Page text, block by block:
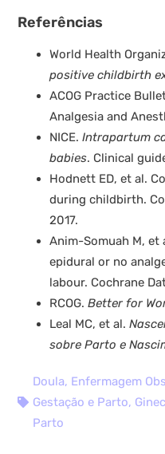
Referências
World Health
positive childbirth
ACOG Practice
Analgesia and
NICE.Intrapartum
babies. Clinical
Hodnett ED, et al.
during childbirth.
2017.
Anim-Somuah M,
epidural or no
labour. Cochrane
RCOG.Better for
Leal MC, et al.
sobre Parto e
Doula, Enfermagem
Gestação e Parto,
Parto